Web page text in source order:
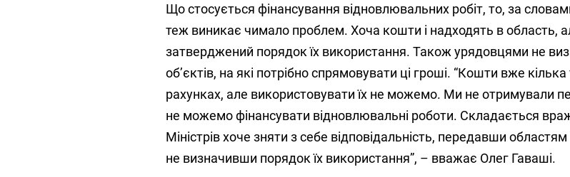
Що стосується фінансування відновлювальних робіт, то, за
теж виникає чимало проблем. Хоча кошти і надходять в область,
затверджений порядок їх використання. Також урядовцями не
об’єктів, на які потрібно спрямовувати ці гроші. “Кошти вже
рахунках, але використовувати їх не можемо. Ми не отримували
не можемо фінансувати відновлювальні роботи. Складається
Міністрів хоче зняти з себе відповідальність, передавши
не визначивши порядок їх використання”, – вважає Олег Гаваші.